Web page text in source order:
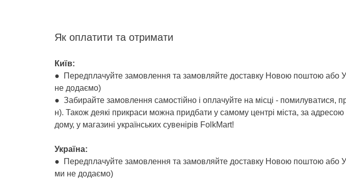
Як оплатити та отримати
Київ:
● Передплачуйте замовлення та замовляйте доставку Новою поштою або
не додаємо)
● Забирайте замовлення самостійно і оплачуйте на місці -
н). Також деякі прикраси можна придбати у самому центрі міста, за
дому, у магазині українських сувенірів FolkMart!
Україна:
● Передплачуйте замовлення та замовляйте доставку Новою поштою або
ми не додаємо)